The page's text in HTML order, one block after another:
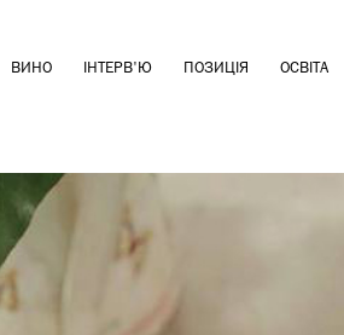
ВИНО ІНТЕРВ'Ю ПОЗИЦІЯ ОСВІТА